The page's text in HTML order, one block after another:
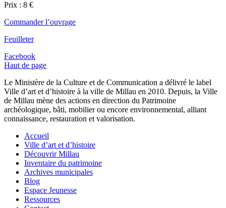
Prix : 8 €
Commander l’ouvrage
Feuilleter
Facebook
Haut de page
Le Ministère de la Culture et de Communication a délivré le label
Ville d’art et d’histoire à la ville de Millau en 2010. Depuis, la Ville
de Millau mène des actions en direction du Patrimoine
archéologique, bâti, mobilier ou encore environnemental, alliant
connaissance, restauration et valorisation.
Accueil
Ville d’art et d’histoire
Découvrir Millau
Inventaire du patrimoine
Archives municipales
Blog
Espace Jeunesse
Ressources